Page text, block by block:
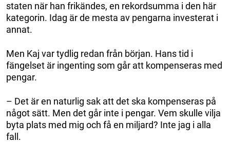
staten när han frikändes, en rekordsumma i den här
kategorin. Idag är de mesta av pengarna investerat i
annat.
Men Kaj var tydlig redan från början. Hans tid i
fängelset är ingenting som går att kompenseras med
pengar.
– Det är en naturlig sak att det ska kompenseras på
något sätt. Men det går inte i pengar. Vem skulle vilja
byta plats med mig och få en miljard? Inte jag i alla
fall.